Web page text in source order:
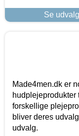
Se
Made4men.dk er
forskellige
bliver deres
udvalg.